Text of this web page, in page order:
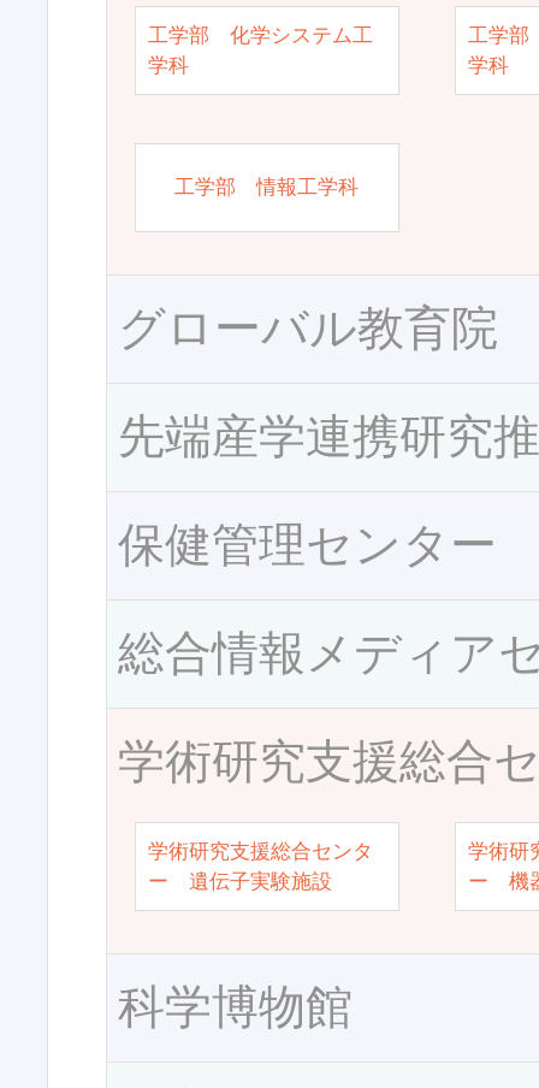
工学部 化学システム工
学科
工学部
学科
工学部 情報工学科
グローバル教育院
先端産学連携研究
保健管理センター
総合情報メディア
学術研究支援総合
学術研究支援総合センタ
ー 遺伝子実験施設
学術研
ー 機
科学博物館